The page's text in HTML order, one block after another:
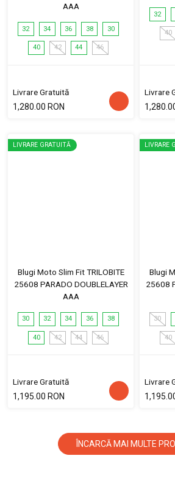
AAA
32 34 36 38 30
40 42 44 46
Livrare Gratuită
1,280.00 RON
32
40
Livrare
LIVRARE GRATUITĂ
Blugi Moto Slim Fit TRILOBITE
25608 PARADO DOUBLELAYER
AAA
30 32 34 36 38
40 42 44 46
Livrare Gratuită
1,195.00 RON
LIVRARE
Blugi
25608
30
40
Livrare
ÎNCARCĂ MAI MULTE